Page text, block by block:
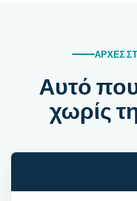
ΑΡΧΈΣ
Αυτό
χωρίς